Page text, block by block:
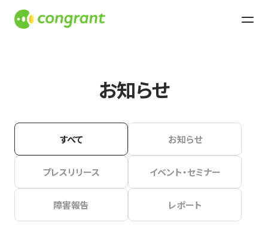
お知らせ
すべて お知らせ
プレスリリース イベント・セミナー
障害報告 レポート